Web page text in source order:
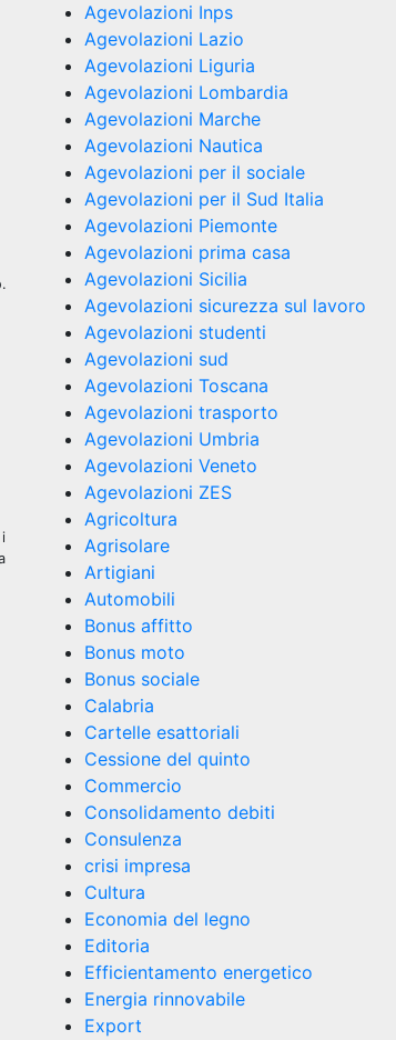
Agevolazioni Inps
Agevolazioni Lazio
Agevolazioni Liguria
Agevolazioni Lombardia
Agevolazioni Marche
Agevolazioni Nautica
Agevolazioni per il sociale
Agevolazioni per il Sud Italia
Agevolazioni Piemonte
Agevolazioni prima casa
Agevolazioni Sicilia
Agevolazioni sicurezza sul lavoro
Agevolazioni studenti
Agevolazioni sud
Agevolazioni Toscana
Agevolazioni trasporto
Agevolazioni Umbria
Agevolazioni Veneto
Agevolazioni ZES
Agricoltura
Agrisolare
Artigiani
Automobili
Bonus affitto
Bonus moto
Bonus sociale
Calabria
Cartelle esattoriali
Cessione del quinto
Commercio
Consolidamento debiti
Consulenza
crisi impresa
Cultura
Economia del legno
Editoria
Efficientamento energetico
Energia rinnovabile
Export